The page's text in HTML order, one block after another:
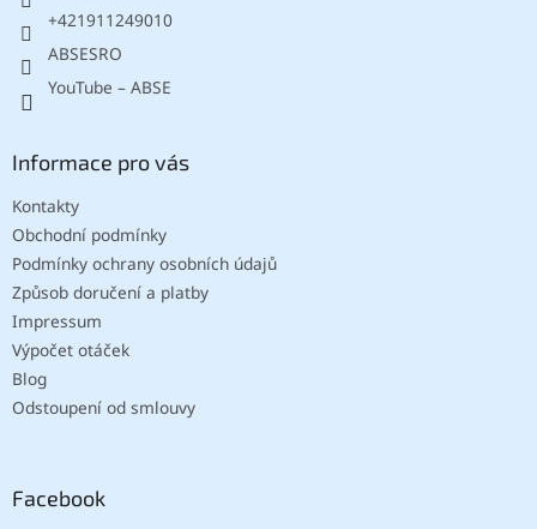
+421911249010
ABSESRO
YouTube – ABSE
Informace pro vás
Kontakty
Obchodní podmínky
Podmínky ochrany osobních údajů
Způsob doručení a platby
Impressum
Výpočet otáček
Blog
Odstoupení od smlouvy
Facebook